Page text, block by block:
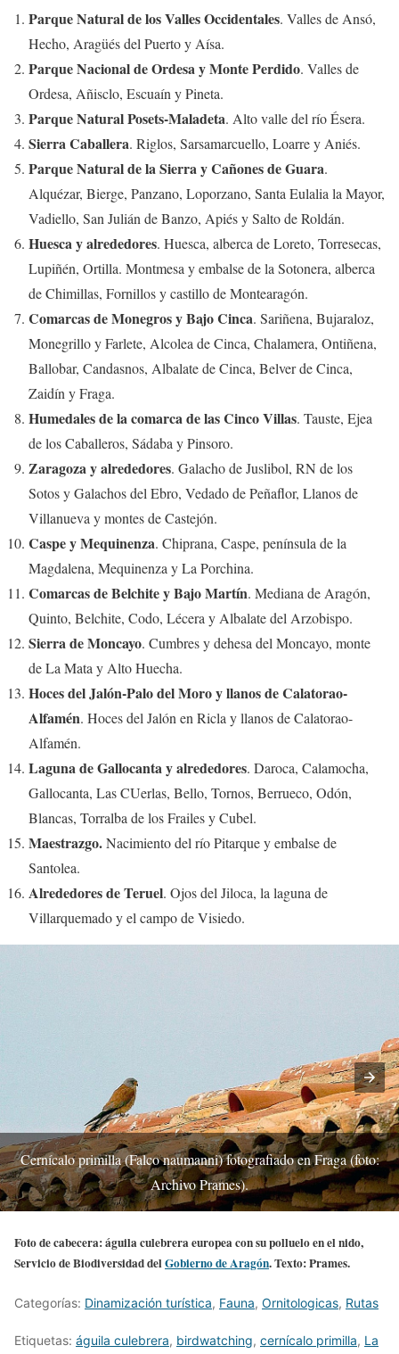
Parque Natural de los Valles Occidentales. Valles de Ansó,
Hecho, Aragüés del Puerto y Aísa.
Parque Nacional de Ordesa y Monte Perdido. Valles de
Ordesa, Añisclo, Escuaín y Pineta.
Parque Natural Posets-Maladeta. Alto valle del río Ésera.
Sierra Caballera. Riglos, Sarsamarcuello, Loarre y Aniés.
Parque Natural de la Sierra y Cañones de Guara.
Alquézar, Bierge, Panzano, Loporzano, Santa Eulalia la Mayor,
Vadiello, San Julián de Banzo, Apiés y Salto de Roldán.
Huesca y alrededores. Huesca, alberca de Loreto, Torresecas,
Lupiñén, Ortilla. Montmesa y embalse de la Sotonera, alberca
de Chimillas, Fornillos y castillo de Montearagón.
Comarcas de Monegros y Bajo Cinca. Sariñena, Bujaraloz,
Monegrillo y Farlete, Alcolea de Cinca, Chalamera, Ontiñena,
Ballobar, Candasnos, Albalate de Cinca, Belver de Cinca,
Zaidín y Fraga.
Humedales de la comarca de las Cinco Villas. Tauste, Ejea
de los Caballeros, Sádaba y Pinsoro.
Zaragoza y alrededores. Galacho de Juslibol, RN de los
Sotos y Galachos del Ebro, Vedado de Peñaflor, Llanos de
Villanueva y montes de Castejón.
Caspe y Mequinenza. Chiprana, Caspe, península de la
Magdalena, Mequinenza y La Porchina.
Comarcas de Belchite y Bajo Martín. Mediana de Aragón,
Quinto, Belchite, Codo, Lécera y Albalate del Arzobispo.
Sierra de Moncayo. Cumbres y dehesa del Moncayo, monte
de La Mata y Alto Huecha.
Hoces del Jalón-Palo del Moro y llanos de Calatorao-
Alfamén. Hoces del Jalón en Ricla y llanos de Calatorao-
Alfamén.
Laguna de Gallocanta y alrededores. Daroca, Calamocha,
Gallocanta, Las CUerlas, Bello, Tornos, Berrueco, Odón,
Blancas, Torralba de los Frailes y Cubel.
Maestrazgo.Nacimiento del río Pitarque y embalse de
Santolea.
Alrededores de Teruel. Ojos del Jiloca, la laguna de
Villarquemado y el campo de Visiedo.
Cernícalo primilla (Falco naumanni) fotografiado en Fraga (foto:
Archivo Prames).
Foto de cabecera: águila culebrera europea con su polluelo en el nido,
Servicio de Biodiversidad delGobierno de Aragón. Texto: Prames.
Categorías: Dinamización turística, Fauna, Ornitologicas, Rutas
Etiquetas: águila culebrera, birdwatching, cernícalo primilla, La